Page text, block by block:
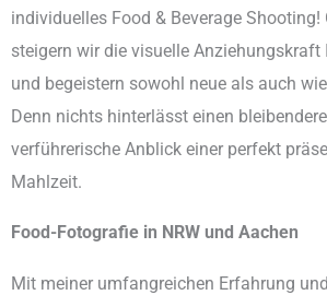
individuelles Food & Beverage Shooting!
steigern wir die visuelle Anziehungskraft
und begeistern sowohl neue als auch
Denn nichts hinterlässt einen
verführerische Anblick einer perfekt
Mahlzeit.
Food-Fotografie in NRW und Aachen
Mit meiner umfangreichen Erfahrung